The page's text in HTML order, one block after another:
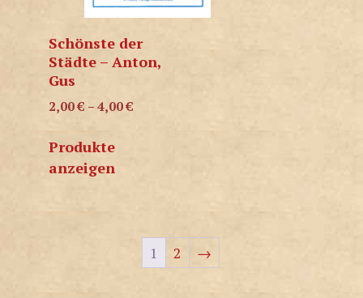
Schönste der
Städte – Anton,
Gus
2,00€ – 4,00€
Produkte
anzeigen
1 2 →